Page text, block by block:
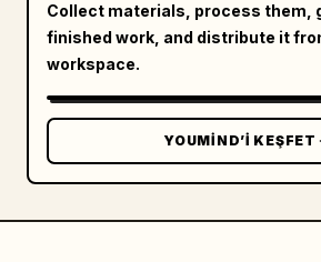
Collect materials, process them,
finished work, and distribute it
workspace.
YOUMIND’I KEŞFET